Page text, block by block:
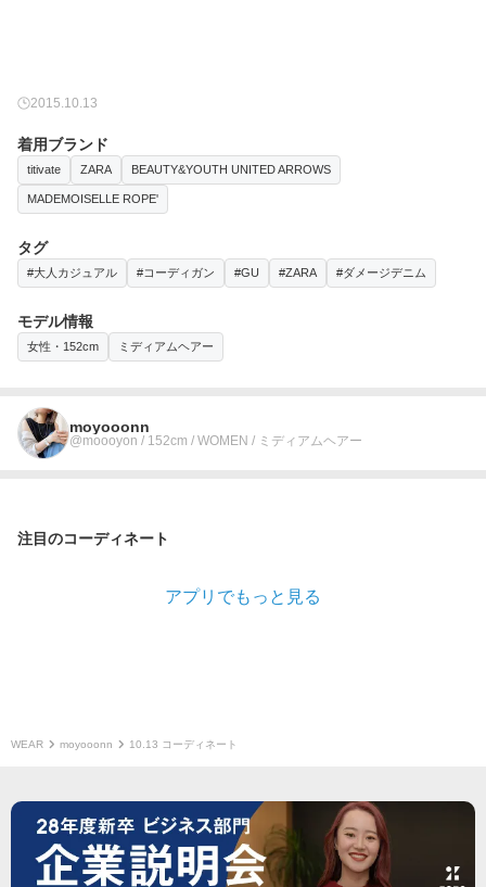
2015.10.13
着用ブランド
titivate ZARA BEAUTY&YOUTH UNITED ARROWS
MADEMOISELLE ROPE'
タグ
#大人カジュアル #コーディガン #GU #ZARA #ダメージデニム
モデル情報
女性・152cm ミディアムヘアー
moyooonn
@moooyon / 152cm / WOMEN / ミディアムヘアー
注目のコーディネート
アプリでもっと見る
WEAR moyooonn 10.13 コーディネート